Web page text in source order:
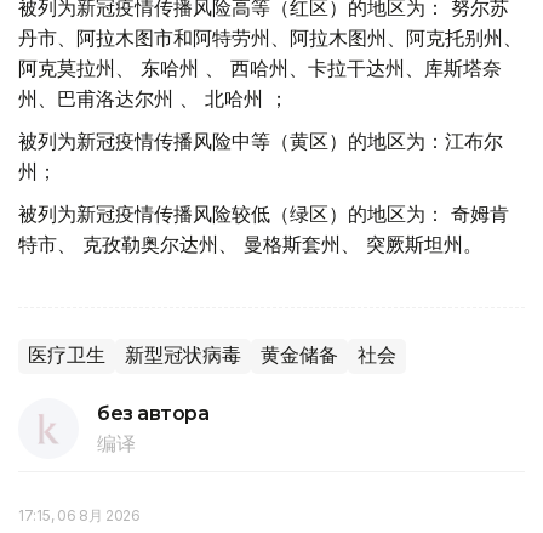
被列为新冠疫情传播风险高等（红区）的地区为： 努尔苏
丹市、阿拉木图市和阿特劳州、阿拉木图州、阿克托别州、
阿克莫拉州、 东哈州 、 西哈州、卡拉干达州、库斯塔奈
州、巴甫洛达尔州 、 北哈州 ；
被列为新冠疫情传播风险中等（黄区）的地区为：江布尔
州；
被列为新冠疫情传播风险较低（绿区）的地区为： 奇姆肯
特市、 克孜勒奥尔达州、 曼格斯套州、 突厥斯坦州。
医疗卫生 新型冠状病毒 黄金储备 社会
без автора
编译
17:15, 06 8月 2026